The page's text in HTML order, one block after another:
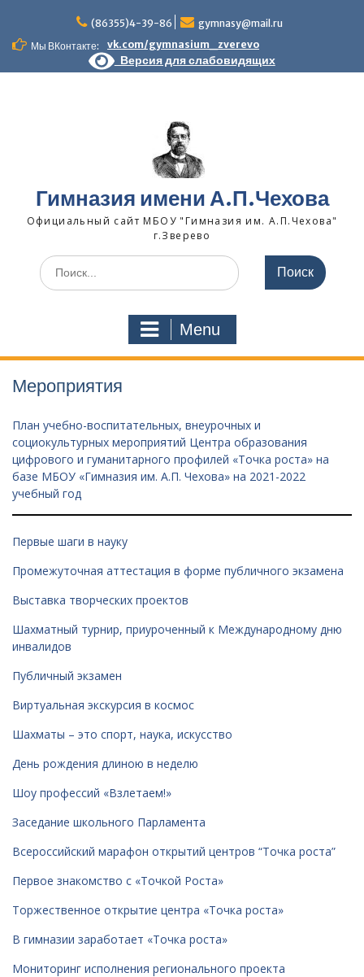
content
(86355)4-39-86
gymnasy@mail.ru
Мы ВКонтакте:
vk.com/gymnasium_zverevo
Версия для слабовидящих
Гимназия имени А.П.Чехова
Официальный сайт МБОУ "Гимназия им. А.П.Чехова"
г.Зверево
Search
for:
Menu
Мероприятия
План учебно-воспитательных, внеурочных и
социокультурных мероприятий Центра образования
цифрового и гуманитарного профилей «Точка роста» на
базе МБОУ «Гимназия им. А.П. Чехова» на 2021-2022
учебный год
Первые шаги в науку
Промежуточная аттестация в форме публичного экзамена
Выставка творческих проектов
Шахматный турнир, приуроченный к Международному дню
инвалидов
Публичный экзамен
Виртуальная экскурсия в космос
Шахматы – это спорт, наука, искусство
День рождения длиною в неделю
Шоу профессий «Взлетаем!»
Заседание школьного Парламента
Всероссийский марафон открытий центров “Точка роста”
Первое знакомство с «Точкой Роста»
Торжественное открытие центра «Точка роста»
В гимназии заработает «Точка роста»
Мониторинг исполнения регионального проекта